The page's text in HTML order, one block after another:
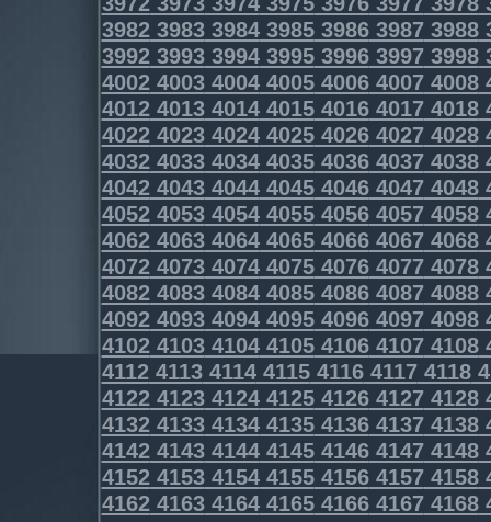
3982398339843985398639873988
3992399339943995399639973998
4002400340044005400640074008
4012401340144015401640174018
4022402340244025402640274028
4032403340344035403640374038
4042404340444045404640474048
4052405340544055405640574058
4062406340644065406640674068
4072407340744075407640774078
4082408340844085408640874088
4092409340944095409640974098
4102410341044105410641074108
4112411341144115411641174118
4122412341244125412641274128
4132413341344135413641374138
4142414341444145414641474148
4152415341544155415641574158
4162416341644165416641674168